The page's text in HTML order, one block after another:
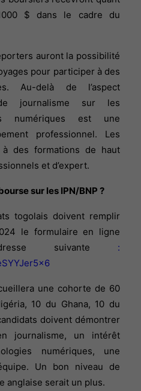
$ dans le cadre du
auront la possibilité
pour participer à des
Au-delà de l’aspect
journalisme sur les
numériques est une
professionnel. Les
des formations de haut
et d’expert.
sur les IPN/BNP ?
togolais doivent remplir
le formulaire en ligne
suivante :
une cohorte de 60
10 du Ghana, 10 du
doivent démontrer
journalisme, un intérêt
numériques, une
Un bon niveau de
anglaise serait un plus.